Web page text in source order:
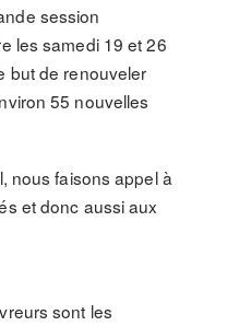
session
les samedi 19 et 26
but de renouveler
55 nouvelles
nous faisons appel à
et donc aussi aux
sont les